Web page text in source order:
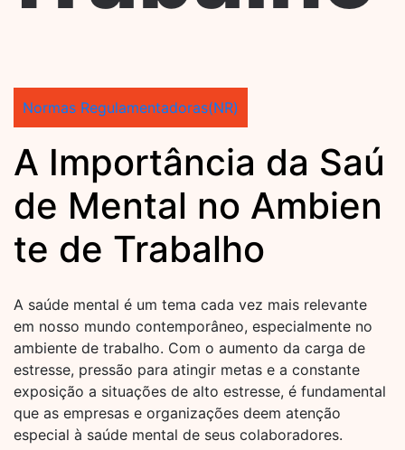
Normas Regulamentadoras(NR)
A Importância da Saú
de Mental no Ambien
te de Trabalho
A saúde mental é um tema cada vez mais relevante
em nosso mundo contemporâneo, especialmente no
ambiente de trabalho. Com o aumento da carga de
estresse, pressão para atingir metas e a constante
exposição a situações de alto estresse, é fundamental
que as empresas e organizações deem atenção
especial à saúde mental de seus colaboradores.